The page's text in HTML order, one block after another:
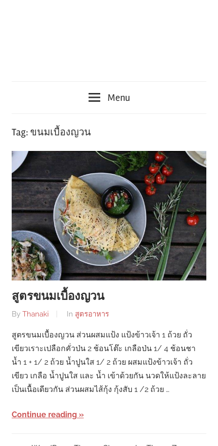
Menu
Tag: ขนมเบื้องญวน
สูตรขนมเบื้องญวน
By Thanaki In สูตรอาหาร
สูตรขนมเบื้องญวน ส่วนผสมแป้ง แป้งข้าวเจ้า 1 ถ้วย ถั่ว
เขียวเราะเปลือกคั่วป่น 2 ช้อนโต๊ะ เกลือป่น 1/ 4 ช้อนชา
น้ำ 1 + 1/ 2 ถ้วย น้ำปูนใส 1/ 2 ถ้วย ผสมแป้งข้าวเจ้า ถั่ว
เขียว เกลือ น้ำปูนใส และ น้ำ เข้าด้วยกัน นวดให้แป้งละลาย
เป็นเนื้อเดียวกัน ส่วนผสมไส้กุ้ง กุ้งสับ 1 /2 ถ้วย …
Continue reading